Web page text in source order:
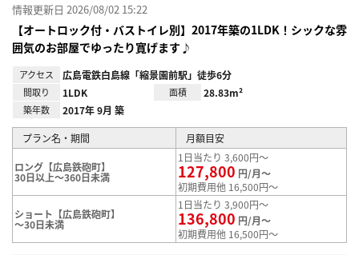
情報更新日 2026/08/02 15:22
【オートロック付・バストイレ別】2017年築の1LDK！シックな雰
囲気のお部屋でゆったり寛げます♪
アクセス 広島電鉄白島線「縮景園前駅」徒歩6分
間取り 1LDK 面積 28.83m²
築年数 2017年 9月 築
プラン名・期間 月額目安
ロング【広島鉄砲町】
30日以上～360日未満
1日当たり 3,600円～
127,800 円/月～
初期費用他 16,500円～
ショート【広島鉄砲町】
～30日未満
1日当たり 3,900円～
136,800 円/月～
初期費用他 16,500円～